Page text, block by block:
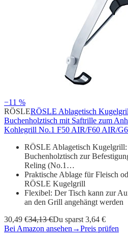
−11 %
RÖSLERÖSLE Ablagetisch
Buchenholztisch mit Saftrille zum
Kohlegrill No.1 F50 AIR/F60 AIR/
RÖSLE Ablagetisch
Buchenholztisch zur
Reling (No.1…
Praktische Ablage für Fleisch
RÖSLE Kugelgrill
Flexibel: Der Tisch kann zur
an den Grill angehängt werden
30,49 €34,13 €Du sparst 3,64 €
Bei Amazon ansehen→Preis prüfen